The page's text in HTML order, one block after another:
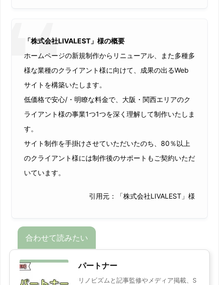
「株式会社LIVALEST」様の概要
ホームページの新規制作からリニューアル、また多種多
様な業種のクライアント様に向けて、成果の出るWeb
サイトを構築いたします。
低価格で安心/・明瞭な料金で、大阪・関西エリアのク
ライアント様の事業1つ1つを深く理解して制作いたしま
す。
サイト制作を手掛けさせていただいたのち、80％以上
のクライアント様には制作後のサポートもご契約いただ
いています。
引用元：「株式会社LIVALEST」様
パートナー
リノビズムと記事監修やメディア掲載、S